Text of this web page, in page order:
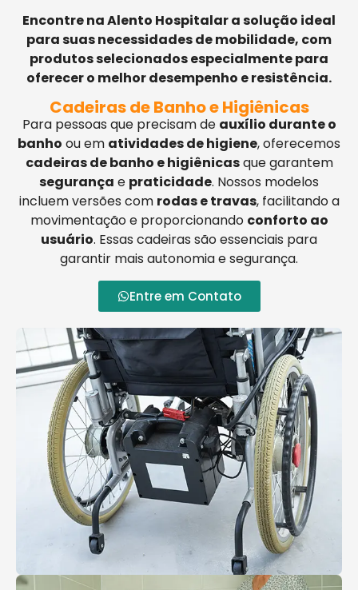
Encontre na Alento Hospitalar a solução ideal
para suas necessidades de mobilidade, com
produtos selecionados especialmente para
oferecer o melhor desempenho e resistência.
Cadeiras de Banho e Higiênicas
Para pessoas que precisam de auxílio durante o
banho ou em atividades de higiene, oferecemos
cadeiras de banho e higiênicasque garantem
segurança e praticidade. Nossos modelos
incluem versões com rodas e travas, facilitando a
movimentação e proporcionando conforto ao
usuário. Essas cadeiras são essenciais para
garantir mais autonomia e segurança.
Entre em Contato